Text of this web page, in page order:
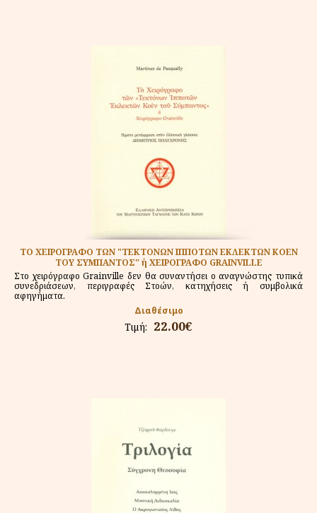
ΤΟ ΧΕΙΡΟΓΡΑΦΟ ΤΩΝ "ΤΕΚΤΟΝΩΝ ΙΠΠΟΤΩΝ ΕΚΛΕΚΤΩΝ ΚΟΕΝ
ΤΟΥ ΣΥΜΠΑΝΤΟΣ" ή ΧΕΙΡΟΓΡΑΦΟ GRAINVILLE
Στο χειρόγραφο Grainville δεν θα συναντήσει ο αναγνώστης τυπικά
συνεδριάσεων, περιγραφές Στοών, κατηχήσεις ή συμβολικά
αφηγήματα.
Διαθέσιμο
Τιμή: 22.00€